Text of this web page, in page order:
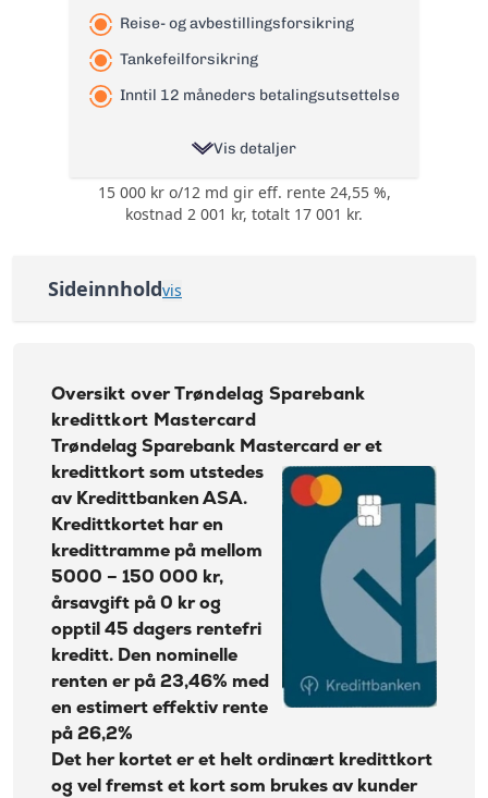
Reise- og avbestillingsforsikring
Tankefeilforsikring
Inntil 12 måneders betalingsutsettelse
Vis detaljer
Bonus:
Ingen bonuser og
rabatter
Forsikring:
Effektiv rente:
24,55%
Kontantuttak i
minibank:
35 kr + 1% av beløp
Kontantuttak i
bank:
35 kr + 1% av beløp
Gebyr
papirfaktura:
45 kr
Valutapåslag:
Purregebyr:
35 kr
Overtrekksgebyr:
Erstatningskort:
0 kr
Les mer om Ikano Visa
15 000 kr o/12 md gir eff. rente 24,55 %,
kostnad 2 001 kr, totalt 17 001 kr.
Sideinnholdvis
Søknadskrav Trøndelag Sparebank Kredittkort
Slik kan du bruke Trøndelag Sparebank Kredittkort
Wallets - koble kortet til Google og Samsung Pay
Reiseforsikring med Trøndelag Sparebank
Kredittkort Mastercard
ID-tyveriforsikring kan kjøpes
Beregn kostnadene dine med Trøndelag
Sparebank Mastercard
Fordeler med Trøndelag Sparebank Kredittkort
Ulemper
Hvordan står seg Trøndelag Sparebank Kredittkort
sammenlignet med andre kredittkort?
Oversikt over Trøndelag Sparebank
kredittkort Mastercard
Trøndelag Sparebank Mastercard er et
kredittkort som utstedes
av Kredittbanken ASA.
Kredittkortet har en
kredittramme på mellom
5000 – 150 000 kr,
årsavgift på 0 kr og
opptil 45 dagers rentefri
kreditt. Den nominelle
renten er på 23,46% med
en estimert effektiv rente
på 26,2%
Det her kortet er et helt ordinært kredittkort
og vel fremst et kort som brukes av kunder